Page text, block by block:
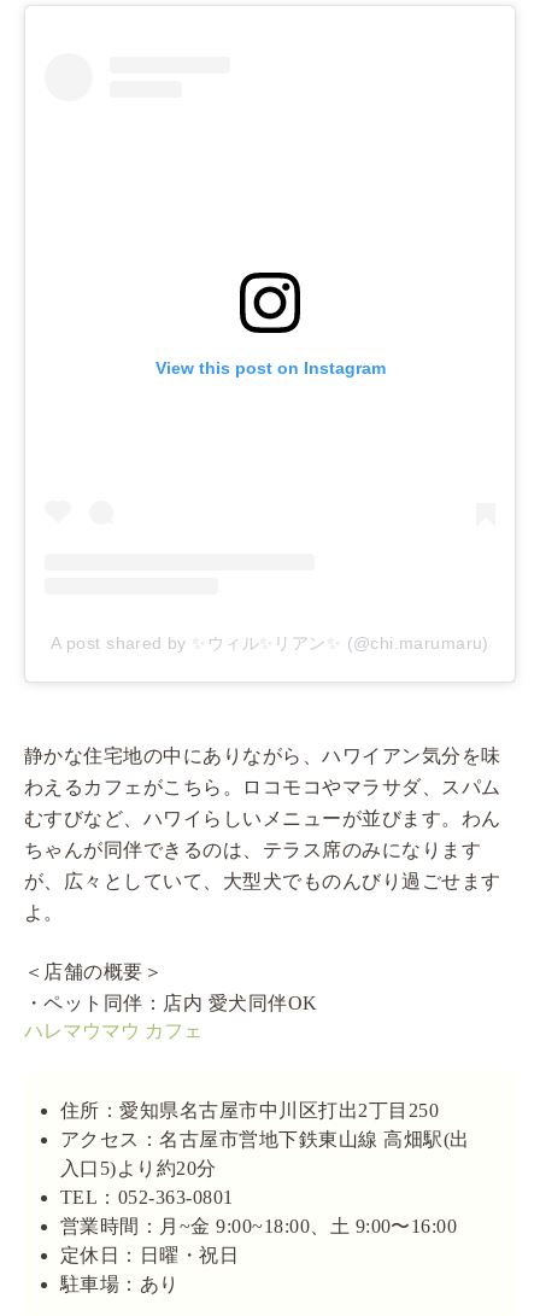
View this post on Instagram
A post shared by ✨ウィル✨リアン✨ (@chi.marumaru)
静かな住宅地の中にありながら、ハワイアン気分を味
わえるカフェがこちら。ロコモコやマラサダ、スパム
むすびなど、ハワイらしいメニューが並びます。わん
ちゃんが同伴できるのは、テラス席のみになります
が、広々としていて、大型犬でものんびり過ごせます
よ。
＜店舗の概要＞
・ペット同伴：店内 愛犬同伴OK
ハレマウマウ カフェ
住所：愛知県名古屋市中川区打出2丁目250
アクセス：名古屋市営地下鉄東山線 高畑駅(出
入口5)より約20分
TEL：052-363-0801
営業時間：月~金 9:00~18:00、土 9:00〜16:00
定休日：日曜・祝日
駐車場：あり